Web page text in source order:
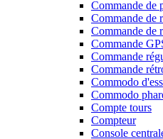
Commande de
Commande de
Commande de
Commande
Commande
Commande
Commodo
Commodo
Compte tours
Compteur
Console